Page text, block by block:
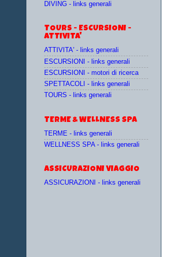
DIVING - links generali
TOURS - ESCURSIONI -
ATTIVITA'
ATTIVITA' - links generali
ESCURSIONI - links generali
ESCURSIONI - motori di ricerca
SPETTACOLI - links generali
TOURS - links generali
TERME & WELLNESS SPA
TERME - links generali
WELLNESS SPA - links generali
ASSICURAZIONI VIAGGIO
ASSICURAZIONI - links generali